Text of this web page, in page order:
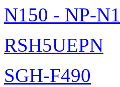
N150 - NP-
RSH5UEPN
SGH-F490